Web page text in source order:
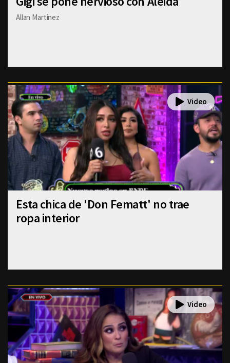
Allan Martinez
Esta chica de 'Don Fematt' no trae
ropa interior